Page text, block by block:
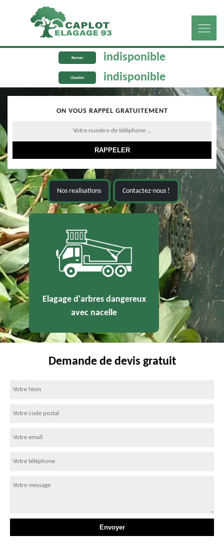
Bureau indisponible
Chantier indisponible
ON VOUS RAPPEL GRATUITEMENT
Nos realisations Contactez-nous !
Elagage d'arbres dangereux
avec nacelle
Demande de devis gratuit